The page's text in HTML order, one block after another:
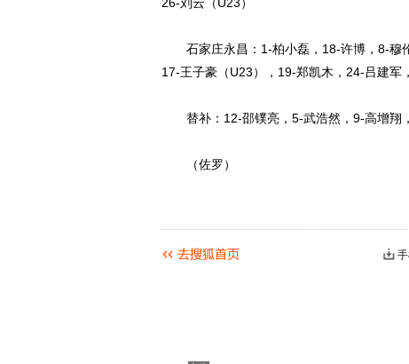
石家庄永昌：1-柏小磊，18-许博，8-穆
17-王子豪（U23），19-郑凯木，24-吕建军
替补：12-邵镤亮，5-武浩然，9-高增翔
（佐罗）